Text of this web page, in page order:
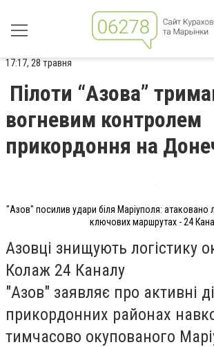
17:17, 28 травня
Пілоти “Азова”
вогневим контролем
прикордоння на
"Азов" посилив удари біля Маріуполя: атаковано
ключових маршрутах - 24
Азовці знищують логістику
Колаж 24 Каналу
"Азов" заявляє про активні
прикордонних районах
тимчасово окупованого